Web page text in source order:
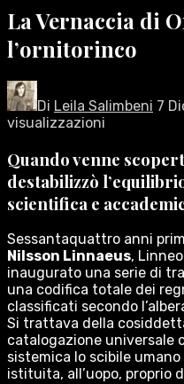
La Vernaccia di
l’ornitorinco
Di Leila Salimbeni 7
visualizzazioni
Quando venne
destabilizzò
scientifica e
Sessantaquattro anni
Nilsson Linnaeus,
inaugurato una serie di
una codifica totale dei
classificati secondo
Si trattava della
catalogazione universale
sistemica lo scibile
istituita, all’uopo, proprio